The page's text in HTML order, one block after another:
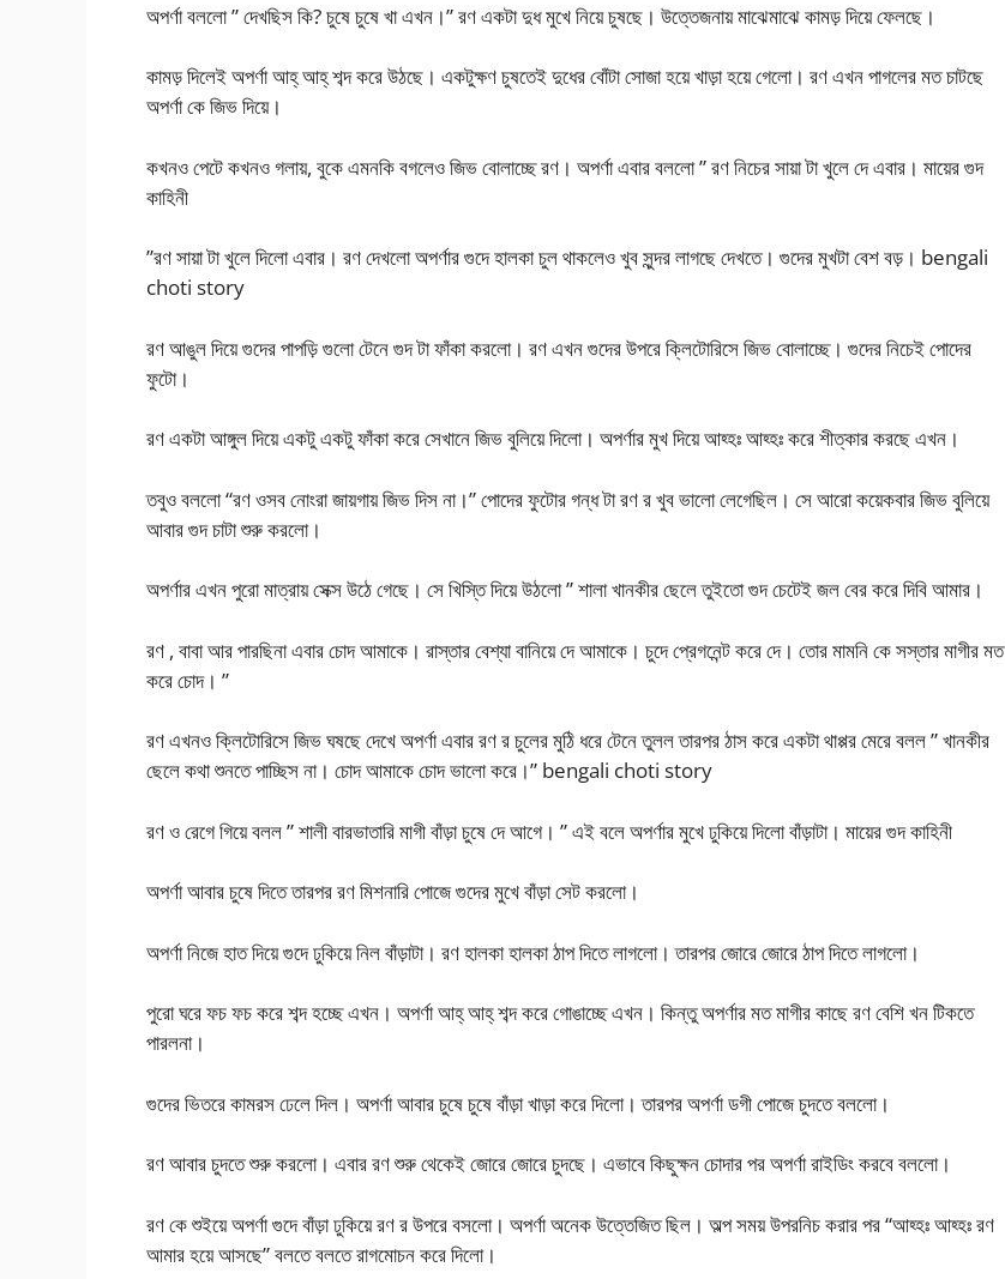
অপর্ণা বললো ” দেখছিস কি? চুষে চুষে খা এখন।” রণ একটা দুধ মুখে নিয়ে চুষছে। উত্তেজনায় মাঝেমাঝে কামড় দিয়ে ফেলছে।
কামড় দিলেই অপর্ণা আহ্ আহ্ শব্দ করে উঠছে। একটুক্ষণ চুষতেই দুধের বোঁটা সোজা হয়ে খাড়া হয়ে গেলো। রণ এখন পাগলের মত চাটছে
অপর্ণা কে জিভ দিয়ে।
কখনও পেটে কখনও গলায়, বুকে এমনকি বগলেও জিভ বোলাচ্ছে রণ। অপর্ণা এবার বললো ” রণ নিচের সায়া টা খুলে দে এবার। মায়ের গুদ
কাহিনী
”রণ সায়া টা খুলে দিলো এবার। রণ দেখলো অপর্ণার গুদে হালকা চুল থাকলেও খুব সুন্দর লাগছে দেখতে। গুদের মুখটা বেশ বড়। bengali
choti story
রণ আঙুল দিয়ে গুদের পাপড়ি গুলো টেনে গুদ টা ফাঁকা করলো। রণ এখন গুদের উপরে ক্লিটোরিসে জিভ বোলাচ্ছে। গুদের নিচেই পোদের
ফুটো।
রণ একটা আঙ্গুল দিয়ে একটু একটু ফাঁকা করে সেখানে জিভ বুলিয়ে দিলো। অপর্ণার মুখ দিয়ে আহ্হঃ আহ্হঃ করে শীত্কার করছে এখন।
তবুও বললো “রণ ওসব নোংরা জায়গায় জিভ দিস না।” পোদের ফুটোর গন্ধ টা রণ র খুব ভালো লেগেছিল। সে আরো কয়েকবার জিভ বুলিয়ে
আবার গুদ চাটা শুরু করলো।
অপর্ণার এখন পুরো মাত্রায় সেক্স উঠে গেছে। সে খিস্তি দিয়ে উঠলো ” শালা খানকীর ছেলে তুইতো গুদ চেটেই জল বের করে দিবি আমার।
রণ , বাবা আর পারছিনা এবার চোদ আমাকে। রাস্তার বেশ্যা বানিয়ে দে আমাকে। চুদে প্রেগনেন্ট করে দে। তোর মামনি কে সস্তার মাগীর মত
করে চোদ। ”
রণ এখনও ক্লিটোরিসে জিভ ঘষছে দেখে অপর্ণা এবার রণ র চুলের মুঠি ধরে টেনে তুলল তারপর ঠাস করে একটা থাপ্পর মেরে বলল ” খানকীর
ছেলে কথা শুনতে পাচ্ছিস না। চোদ আমাকে চোদ ভালো করে।” bengali choti story
রণ ও রেগে গিয়ে বলল ” শালী বারভাতারি মাগী বাঁড়া চুষে দে আগে। ” এই বলে অপর্ণার মুখে ঢুকিয়ে দিলো বাঁড়াটা। মায়ের গুদ কাহিনী
অপর্ণা আবার চুষে দিতে তারপর রণ মিশনারি পোজে গুদের মুখে বাঁড়া সেট করলো।
অপর্ণা নিজে হাত দিয়ে গুদে ঢুকিয়ে নিল বাঁড়াটা। রণ হালকা হালকা ঠাপ দিতে লাগলো। তারপর জোরে জোরে ঠাপ দিতে লাগলো।
পুরো ঘরে ফচ ফচ করে শব্দ হচ্ছে এখন। অপর্ণা আহ্ আহ্ শব্দ করে গোঙাচ্ছে এখন। কিন্তু অপর্ণার মত মাগীর কাছে রণ বেশি খন টিকতে
পারলনা।
গুদের ভিতরে কামরস ঢেলে দিল। অপর্ণা আবার চুষে চুষে বাঁড়া খাড়া করে দিলো। তারপর অপর্ণা ডগী পোজে চুদতে বললো।
রণ আবার চুদতে শুরু করলো। এবার রণ শুরু থেকেই জোরে জোরে চুদছে। এভাবে কিছুক্ষন চোদার পর অপর্ণা রাইডিং করবে বললো।
রণ কে শুইয়ে অপর্ণা গুদে বাঁড়া ঢুকিয়ে রণ র উপরে বসলো। অপর্ণা অনেক উত্তেজিত ছিল। অল্প সময় উপরনিচ করার পর “আহ্হঃ আহ্হঃ রণ
আমার হয়ে আসছে” বলতে বলতে রাগমোচন করে দিলো।